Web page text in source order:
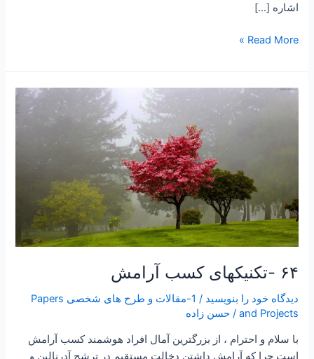
اشاره […]
Read More »
۶۴ -تکنیکهای کسب آرامش
دیدگاه‌ خود را بنویسید /
1-مقالات و طرح های شخصی Papers
and Projects
/حسن زاده
با سلام و احترام ، از بزرگترین آمال افراد هوشمند کسب آرامش
است چرا که آرامش داشتن دخالت مستقیم در ترشح آدرنالین و
۶۴
-تکنیکهای